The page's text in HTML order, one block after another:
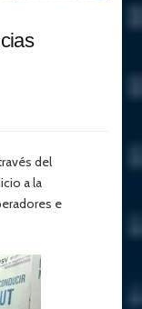
del
a la
e